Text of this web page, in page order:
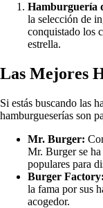
Hamburguería
la selección de
conquistado los
estrella.
Las Mejores
Si estás buscando las
hamburgueserías son
Mr. Burger:
Mr. Burger se
populares para
Burger Factory:
la fama por sus
acogedor.